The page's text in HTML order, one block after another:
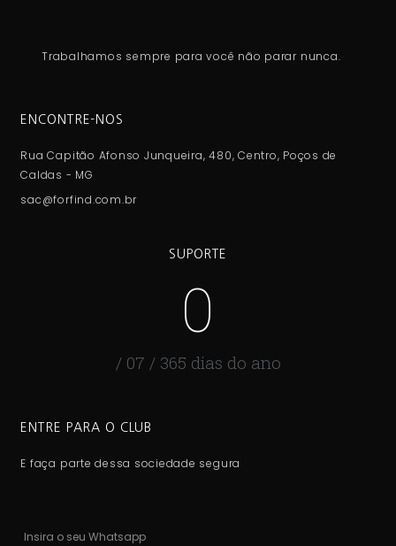
Trabalhamos sempre para você não parar nunca.
ENCONTRE-NOS
Rua Capitão Afonso Junqueira, 480, Centro, Poços de
Caldas - MG
sac@forfind.com.br
SUPORTE
0
/ 07 / 365 dias do ano
ENTRE PARA O CLUB
E faça parte dessa sociedade segura